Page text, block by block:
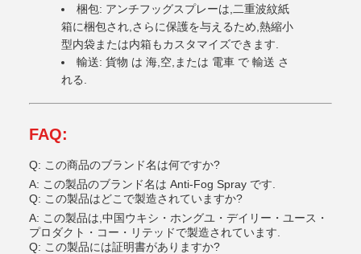
梱包: アンチフッグスプレーは,二重波紋紙
箱に梱包され,さらに保護を与えるため,熱縮小
型内袋または内箱もカスタマイズできます.
輸送: 貨物 は 海,空,または 電車 で 輸送 さ
れる.
FAQ:
Q: この商品のブランド名は何ですか?
A: この製品のブランド名は Anti-Fog Spray です.
Q: この製品はどこで製造されていますか?
A: この製品は,中国ウキシ・ホングユ・デイリー・ユース・
プロダクト・コー・リテッドで製造されています.
Q: この製品には証明書がありますか?